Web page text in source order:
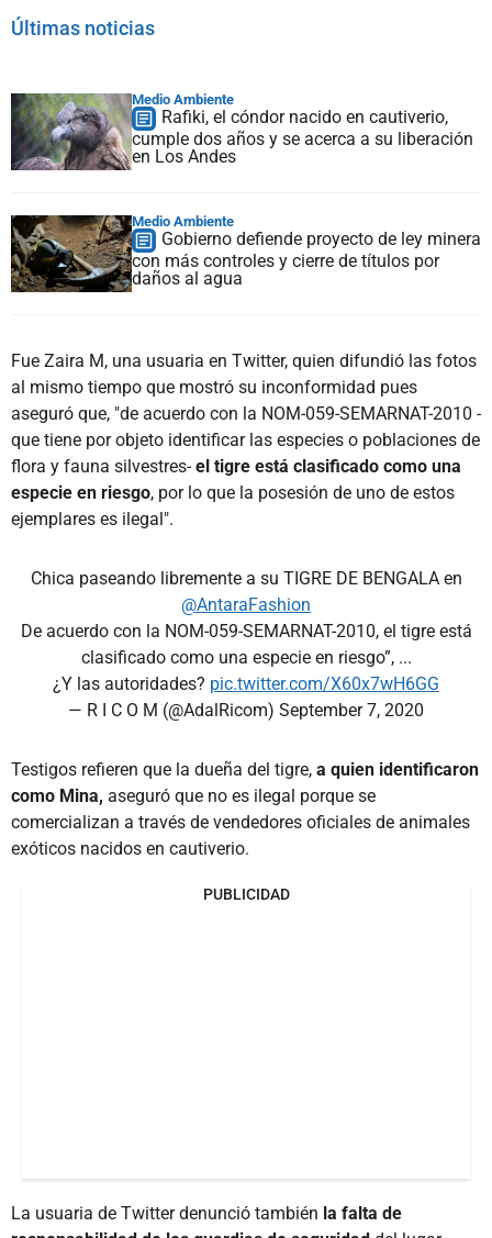
Últimas noticias
Medio Ambiente
Rafiki, el cóndor nacido en cautiverio,
cumple dos años y se acerca a su liberación
en Los Andes
Medio Ambiente
Gobierno defiende proyecto de ley minera
con más controles y cierre de títulos por
daños al agua
Fue Zaira M, una usuaria en Twitter, quien difundió las fotos
al mismo tiempo que mostró su inconformidad pues
aseguró que, "de acuerdo con la NOM-059-SEMARNAT-2010 -
que tiene por objeto identificar las especies o poblaciones de
flora y fauna silvestres-el tigre está clasificado como una
especie en riesgo, por lo que la posesión de uno de estos
ejemplares es ilegal".
Chica paseando libremente a su TIGRE DE BENGALA en
@AntaraFashion
De acuerdo con la NOM-059-SEMARNAT-2010, el tigre está
clasificado como una especie en riesgo”, ...
¿Y las autoridades? pic.twitter.com/X60x7wH6GG
— R I C O M (@AdalRicom) September 7, 2020
Testigos refieren que la dueña del tigre, a quien identificaron
como Mina, aseguró que no es ilegal porque se
comercializan a través de vendedores oficiales de animales
exóticos nacidos en cautiverio.
PUBLICIDAD
La usuaria de Twitter denunció también la falta de